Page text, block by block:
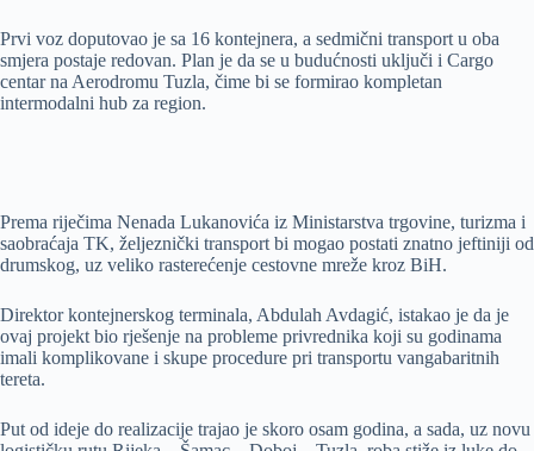
Prvi voz doputovao je sa 16 kontejnera, a sedmični transport u oba
smjera postaje redovan. Plan je da se u budućnosti uključi i Cargo
centar na Aerodromu Tuzla, čime bi se formirao kompletan
intermodalni hub za region.
Prema riječima Nenada Lukanovića iz Ministarstva trgovine, turizma i
saobraćaja TK, željeznički transport bi mogao postati znatno jeftiniji od
drumskog, uz veliko rasterećenje cestovne mreže kroz BiH.
Direktor kontejnerskog terminala, Abdulah Avdagić, istakao je da je
ovaj projekt bio rješenje na probleme privrednika koji su godinama
imali komplikovane i skupe procedure pri transportu vangabaritnih
tereta.
Put od ideje do realizacije trajao je skoro osam godina, a sada, uz novu